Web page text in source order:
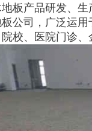
板产品研发、
公司，广泛运
校、医院门诊、